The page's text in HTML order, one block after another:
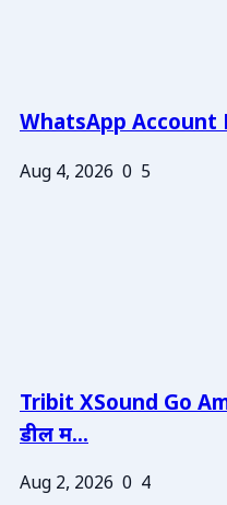
WhatsApp Account
Aug 4, 2026 0 5
Tribit XSound Go
डील म...
Aug 2, 2026 0 4